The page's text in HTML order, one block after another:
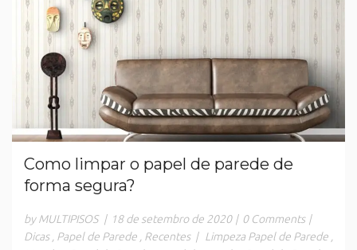
Como limpar o papel de parede de
forma segura?
by MULTIPISOS | 18 de setembro de 2020 | 0 Comments |
Dicas
Papel de Parede Recentes | Limpeza Papel de Parede